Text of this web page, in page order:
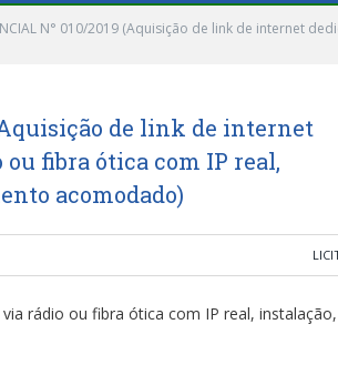
N° 010/2019 (Aquisição de link de internet
(Aquisição de link de internet
fibra ótica com IP real,
acomodado)
rádio ou fibra ótica com IP real, instalação,